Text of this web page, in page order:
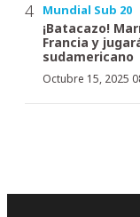
Mundial Sub 20
¡Batacazo!
Francia y
sudamericano
Octubre 15, 2025